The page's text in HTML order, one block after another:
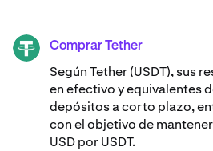
USDT Comprar Tether
Según Tether (USDT), sus
en efectivo y equivalentes
depósitos a corto plazo,
con el objetivo de
USD por USDT.